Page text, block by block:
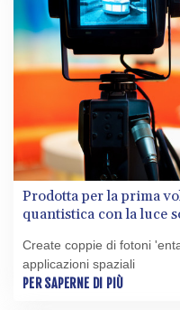
Prodotta per la prima
quantistica con la luce
Create coppie di fotoni
applicazioni spaziali
PER SAPERNE DI PIÙ